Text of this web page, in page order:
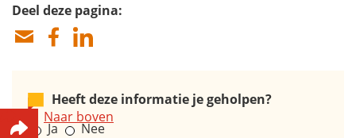
Deel deze pagina:
Heeft deze informatie je geholpen?
Ja
Nee
Naar boven